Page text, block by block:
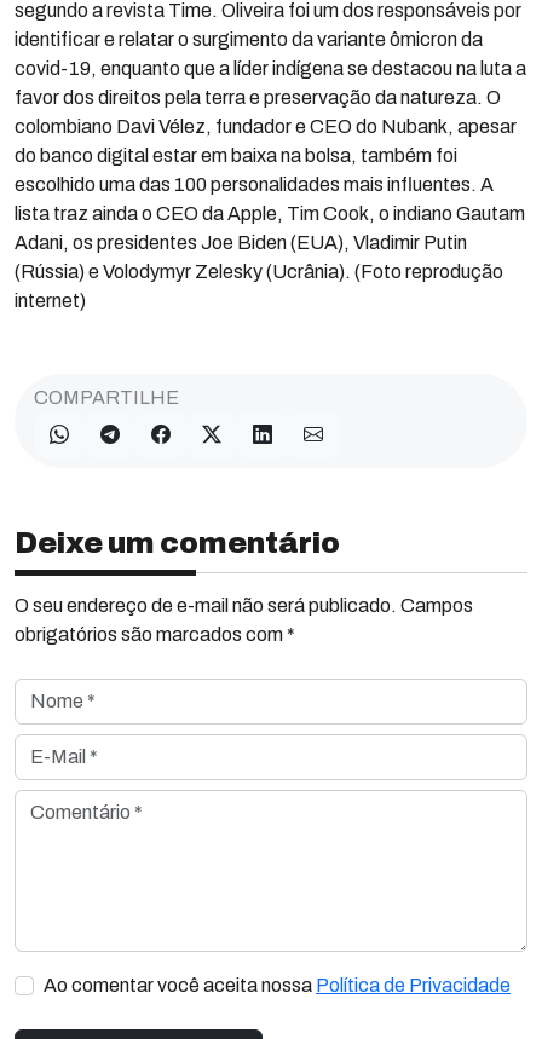
segundo a revista Time. Oliveira foi um dos responsáveis por
identificar e relatar o surgimento da variante ômicron da
covid-19, enquanto que a líder indígena se destacou na luta a
favor dos direitos pela terra e preservação da natureza. O
colombiano Davi Vélez, fundador e CEO do Nubank, apesar
do banco digital estar em baixa na bolsa, também foi
escolhido uma das 100 personalidades mais influentes. A
lista traz ainda o CEO da Apple, Tim Cook, o indiano Gautam
Adani, os presidentes Joe Biden (EUA), Vladimir Putin
(Rússia) e Volodymyr Zelesky (Ucrânia). (Foto reprodução
internet)
COMPARTILHE
Deixe um comentário
O seu endereço de e-mail não será publicado. Campos
obrigatórios são marcados com *
Nome *
E-Mail *
Comentário *
Ao comentar você aceita nossa Política de Privacidade